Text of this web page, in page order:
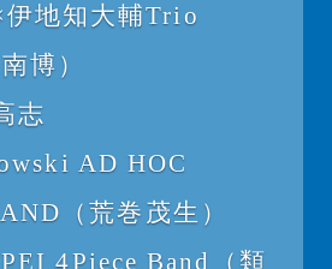
地知大輔Trio
博）
志
AD HOC
（荒巻茂生）
4Piece Band（類